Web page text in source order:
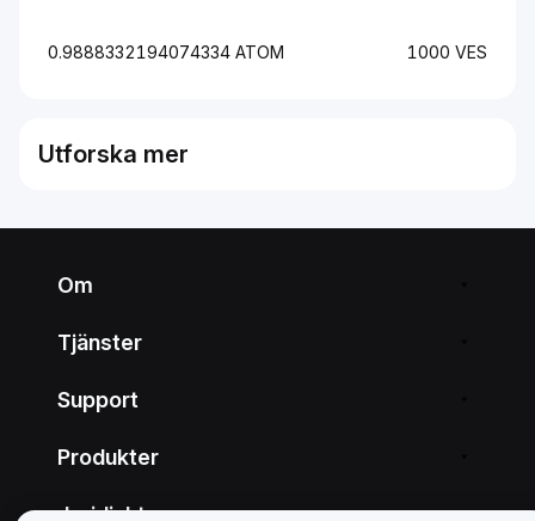
0.9888332194074334 ATOM 1000 VES
Utforska mer
Om
Tjänster
Support
Produkter
Juridiskt